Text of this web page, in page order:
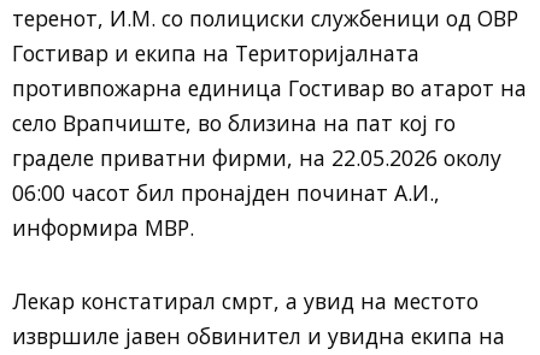
теренот, И.М. со полициски службеници од ОВР
Гостивар и екипа на Територијалната
противпожарна единица Гостивар во атарот на
село Врапчиште, во близина на пат кој го
граделе приватни фирми, на 22.05.2026 околу
06:00 часот бил пронајден починат А.И.,
информира МВР.
Лекар констатирал смрт, а увид на местото
извршиле јавен обвинител и увидна екипа на